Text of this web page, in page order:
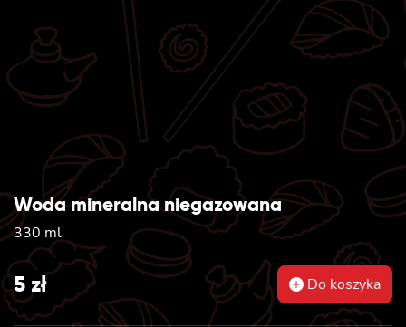
Woda mineralna niegazowana
330 ml
5 zł Do koszyka